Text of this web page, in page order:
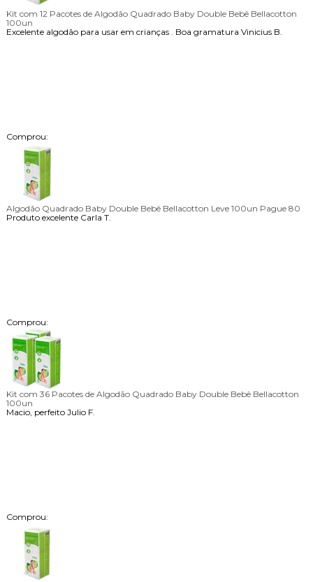
Kit com 12 Pacotes de Algodão Quadrado Baby Double Bebê Bellacotton
100un
Excelente algodão para usar em crianças . Boa gramatura Vinicius B.
Comprou:
Algodão Quadrado Baby Double Bebê Bellacotton Leve 100un Pague 80
Produto excelente Carla T.
Comprou:
Kit com 36 Pacotes de Algodão Quadrado Baby Double Bebê Bellacotton
100un
Macio, perfeito Julio F.
Comprou: